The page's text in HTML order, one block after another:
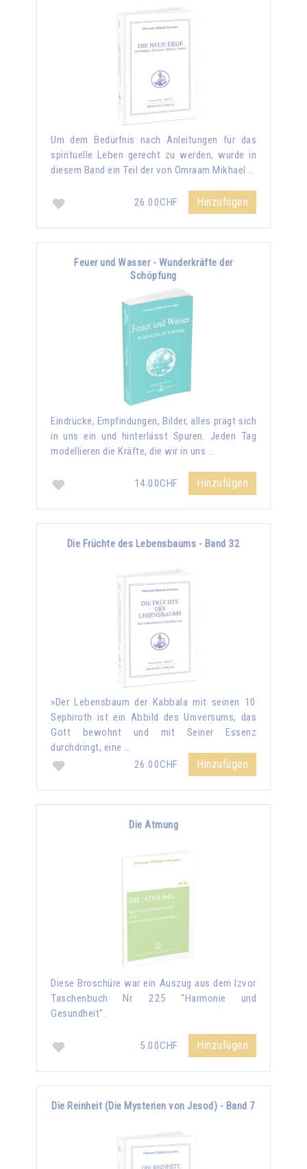
Um dem Bedürfnis nach Anleitungen für das
spirituelle Leben gerecht zu werden, wurde in
diesem Band ein Teil der von Omraam Mikhael …
26.00CHF Hinzufügen
Feuer und Wasser - Wunderkräfte der
Schöpfung
Eindrücke, Empfindungen, Bilder, alles prägt sich
in uns ein und hinterlässt Spuren. Jeden Tag
modellieren die Kräfte, die wir in uns …
14.00CHF Hinzufügen
Die Früchte des Lebensbaums - Band 32
»Der Lebensbaum der Kabbala mit seinen 10
Sephiroth ist ein Abbild des Universums, das
Gott bewohnt und mit Seiner Essenz
durchdringt, eine …
26.00CHF
Hinzufügen
Die Atmung
Diese Broschüre war ein Auszug aus dem Izvor
Taschenbuch Nr. 225 "Harmonie und
Gesundheit".
5.00CHF Hinzufügen
Die Reinheit (Die Mysterien von Jesod) - Band 7